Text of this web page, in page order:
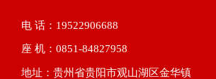
电 话：19522906688
座 机：0851-84827958
地址：贵州省贵阳市观山湖区金华镇